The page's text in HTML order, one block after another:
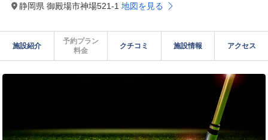
静岡県 御殿場市神場521-1 地図を見る
施設紹介
予約プラン
料金
クチコミ 施設情報 アクセス